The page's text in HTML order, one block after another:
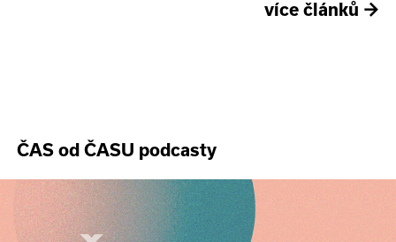
více článků →
ČAS od ČASU podcasty